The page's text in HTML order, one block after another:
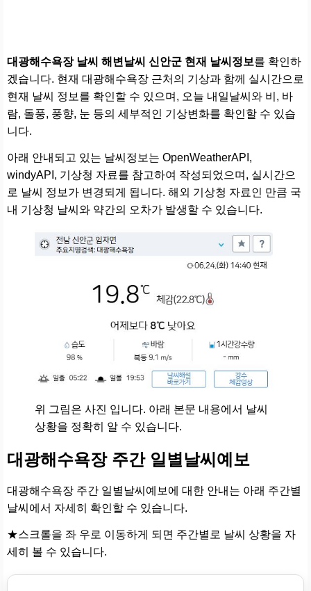
대광해수욕장 날씨 해변날씨 신안군 현재 날씨정보를 확인하
겠습니다. 현재 대광해수욕장 근처의 기상과 함께 실시간으로
현재 날씨 정보를 확인할 수 있으며, 오늘 내일날씨와 비, 바
람, 돌풍, 풍향, 눈 등의 세부적인 기상변화를 확인할 수 있습
니다.
아래 안내되고 있는 날씨정보는 OpenWeatherAPI,
windyAPI, 기상청 자료를 참고하여 작성되었으며, 실시간으
로 날씨 정보가 변경되게 됩니다. 해외 기상청 자료인 만큼 국
내 기상청 날씨와 약간의 오차가 발생할 수 있습니다.
위 그림은 사진 입니다. 아래 본문 내용에서 날씨
상황을 정확히 알 수 있습니다.
대광해수욕장 주간 일별날씨예보
대광해수욕장 주간 일별날씨예보에 대한 안내는 아래 주간별
날씨에서 자세히 확인할 수 있습니다.
★스크롤을 좌 우로 이동하게 되면 주간별로 날씨 상황을 자
세히 볼 수 있습니다.